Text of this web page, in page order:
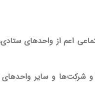
از واحدهای ستادی،
و سایر واحدهای